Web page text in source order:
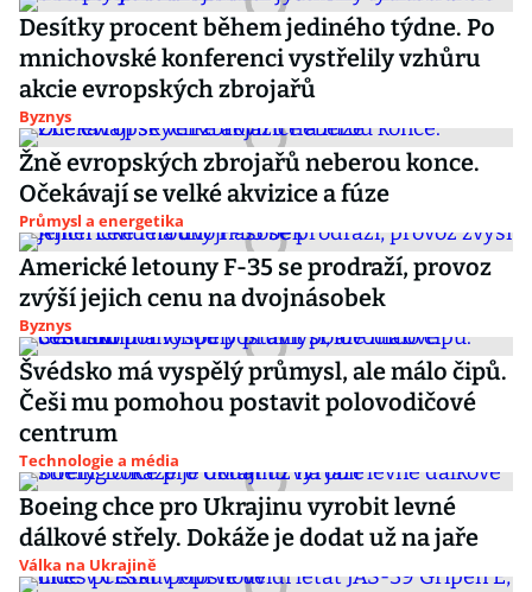
Desítky procent během jediného týdne. Po
mnichovské konferenci vystřelily vzhůru
akcie evropských zbrojařů
Byznys
Žně evropských zbrojařů neberou konce.
Očekávají se velké akvizice a fúze
Průmysl a energetika
Americké letouny F-35 se prodraží, provoz
zvýší jejich cenu na dvojnásobek
Byznys
Švédsko má vyspělý průmysl, ale málo čipů.
Češi mu pomohou postavit polovodičové
centrum
Technologie a média
Boeing chce pro Ukrajinu vyrobit levné
dálkové střely. Dokáže je dodat už na jaře
Válka na Ukrajině